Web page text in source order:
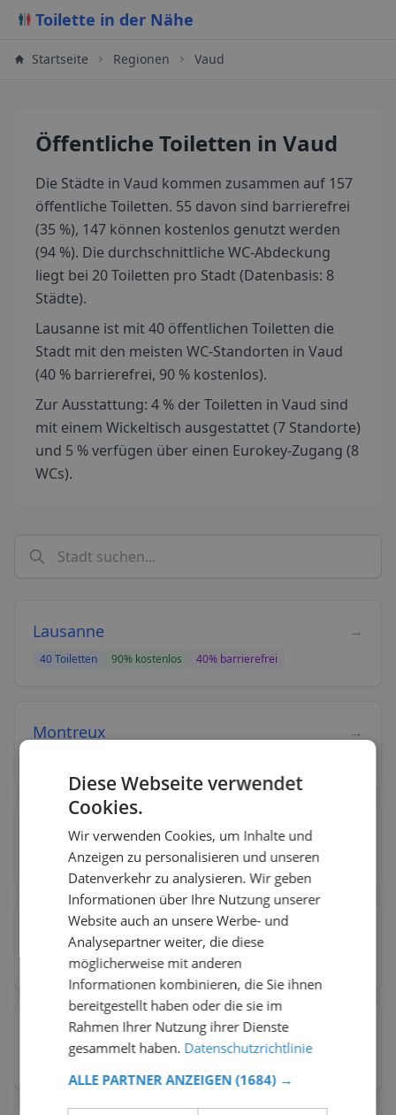
Toilette in der Nähe
Startseite Regionen Vaud
Öffentliche Toiletten in Vaud
Die Städte in Vaud kommen zusammen auf 157
öffentliche Toiletten. 55 davon sind barrierefrei
(35 %), 147 können kostenlos genutzt werden
(94 %). Die durchschnittliche WC-Abdeckung
liegt bei 20 Toiletten pro Stadt (Datenbasis: 8
Städte).
Lausanne ist mit 40 öffentlichen Toiletten die
Stadt mit den meisten WC-Standorten in Vaud
(40 % barrierefrei, 90 % kostenlos).
Zur Ausstattung: 4 % der Toiletten in Vaud sind
mit einem Wickeltisch ausgestattet (7 Standorte)
und 5 % verfügen über einen Eurokey-Zugang (8
WCs).
Lausanne →
40Toiletten 90% kostenlos 40% barrierefrei
Montreux →
Morges
Toiletten 100% kostenlos 64% barrierefrei
Nyon
Toiletten 80% kostenlos 53% barrierefrei
Diese Webseite verwendet
Cookies.
Wir verwenden Cookies, um Inhalte und
Anzeigen zu personalisieren und unseren
Datenverkehr zu analysieren. Wir geben
Informationen über Ihre Nutzung unserer
Website auch an unsere Werbe- und
Analysepartner weiter, die diese
möglicherweise mit anderen
Informationen kombinieren, die Sie ihnen
bereitgestellt haben oder die sie im
Rahmen Ihrer Nutzung ihrer Dienste
gesammelt haben. Datenschutzrichtlinie
ALLE PARTNER ANZEIGEN (1684) →